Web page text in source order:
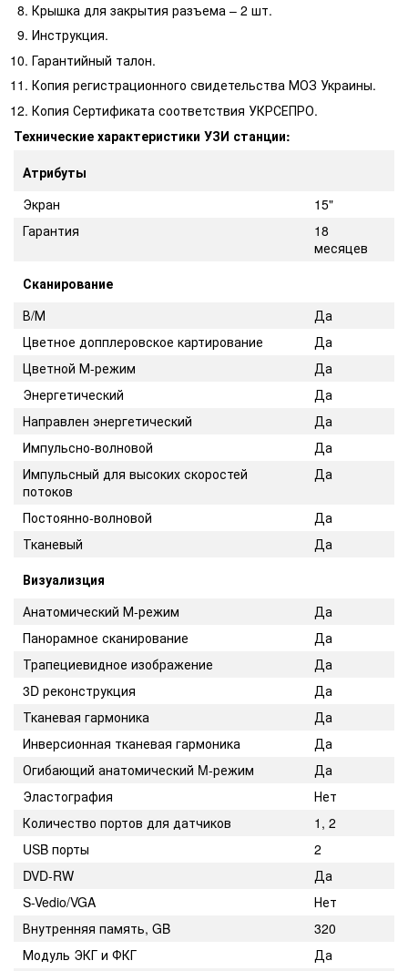
Крышка для закрытия разъема – 2 шт.
Инструкция.
Гарантийный талон.
Копия регистрационного свидетельства МОЗ Украины.
Копия Сертификата соответствия УКРСЕПРО.
Технические характеристики УЗИ станции:
Атрибуты
Экран
15"
Гарантия
18
месяцев
Сканирование
В/М
Да
Цветное допплеровское картирование
Да
Цветной М-режим
Да
Энергетический
Да
Направлен энергетический
Да
Импульсно-волновой
Да
Импульсный для высоких скоростей
потоков
Да
Постоянно-волновой
Да
Тканевый
Да
Визуализция
Анатомический М-режим
Да
Панорамное сканирование
Да
Трапециевидное изображение
Да
3D реконструкция
Да
Тканевая гармоника
Да
Инверсионная тканевая гармоника
Да
Огибающий анатомический M-режим
Да
Эластография
Нет
Количество портов для датчиков
1, 2
USB порты
2
DVD-RW
Да
S-Vedio/VGA
Нет
Внутренняя память, GB
320
Модуль ЭКГ и ФКГ
Да